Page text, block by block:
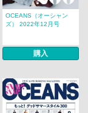
OCEANS（オーシャン
ズ） 2022年12月号
購入